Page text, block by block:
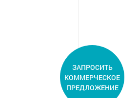
ЗАПРОСИТЬ
КОММЕРЧЕСКОЕ
ПРЕДЛОЖЕНИЕ